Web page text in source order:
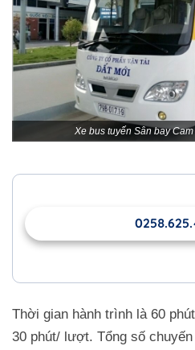
Xe bus tuyến Sân bay
Thời gian hành trình là 60
30 phút/ lượt. Tổng số